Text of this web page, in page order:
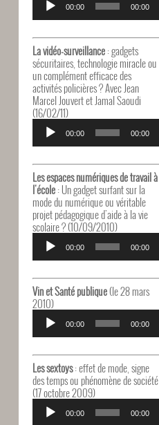
audio
00:00 00:00
La vidéo-surveillance: gadgets
sécuritaires, technologie miracle ou
un complément efficace des
activités policières ? Avec Jean
Marcel Jouvert et Jamal Saoudi
(16/02/11)
Lecteur
audio
00:00 00:00
Les espaces numériques de travail à
l'école: Un gadget surfant sur la
mode du numérique ou véritable
projet pédagogique d'aide à la vie
scolaire ? (10/09/2010)
Lecteur
audio
00:00 00:00
Vin et Santé publique(le 28 mars
2010)
Lecteur
audio
00:00 00:00
Les sextoys: effet de mode, signe
des temps ou phénomène de société
(17 octobre 2009)
Lecteur
audio
00:00 00:00